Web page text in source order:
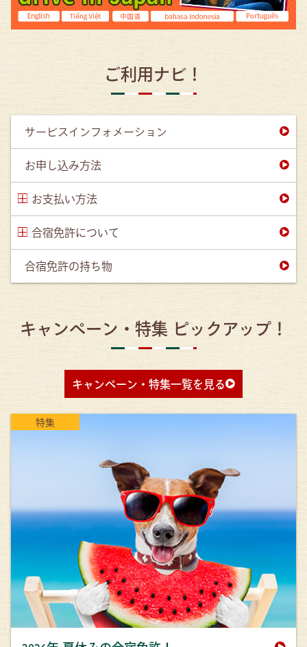
ご利用ナビ！
サービスインフォメーション
お申し込み方法
お支払い方法
合宿免許について
合宿免許の持ち物
キャンペーン・特集 ピックアップ！
キャンペーン・特集一覧を見る
特集